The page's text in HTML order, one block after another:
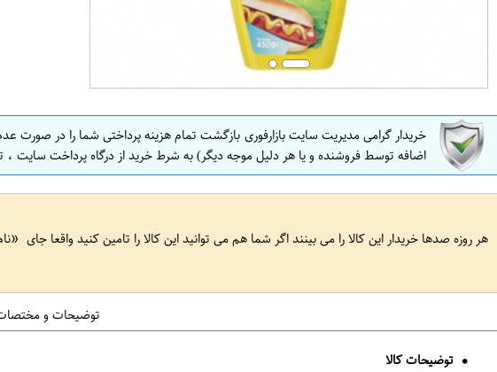
خریدار گرامی مدیریت سایت بازارفوری بازگشت تمام هزینه پرداختی شما را در
اضافه توسط فروشنده و یا هر دلیل موجه دیگر) به شرط خرید از درگاه پرداخت سایت
هر روزه صدها خریدار این کالا را می بینند اگر شما هم می توانید این کالا را تامین کنید واقعا جای
توضیحات و
توضیحات کالا